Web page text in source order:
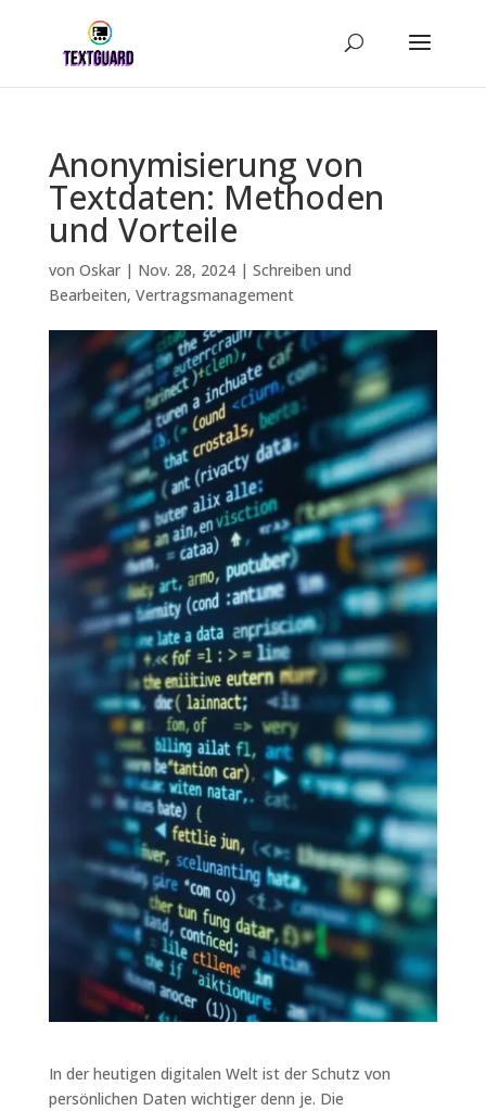
Anonymisierung von
Textdaten: Methoden
und Vorteile
von Oskar| Nov. 28, 2024| Schreiben und
Bearbeiten, Vertragsmanagement
In der heutigen digitalen Welt ist der Schutz von
persönlichen Daten wichtiger denn je. Die